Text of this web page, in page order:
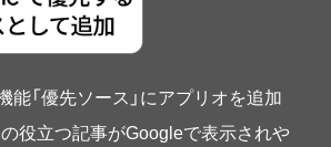
能「優先ソース」にアプリオを追加
の役立つ記事がGoogleで表示されや